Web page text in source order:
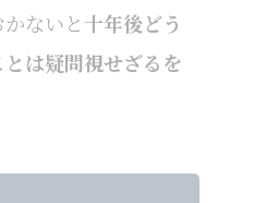
ないと十年後どう
は疑問視せざるを